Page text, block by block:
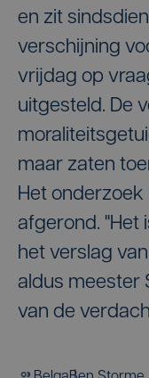
en zit
verschijning
vrijdag op
uitgesteld. De
maar zaten
Het
afgerond. "Het
het verslag
aldus meester
van de